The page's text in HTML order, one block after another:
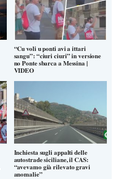
“Cu voli u ponti avi a ittari
sangu”: “ciuri ciuri” in versione
no Ponte sbarca a Messina |
VIDEO
Inchiesta sugli appalti delle
autostrade siciliane, il CAS:
“avevamo già rilevato gravi
anomalie”